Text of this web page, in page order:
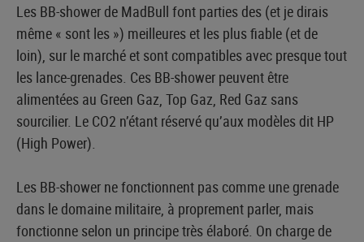
Les BB-shower de MadBull font parties des (et je dirais
même « sont les ») meilleures et les plus fiable (et de
loin), sur le marché et sont compatibles avec presque tout
les lance-grenades. Ces BB-shower peuvent être
alimentées au Green Gaz, Top Gaz, Red Gaz sans
sourcilier. Le CO2 n’étant réservé qu’aux modèles dit HP
(High Power).
Les BB-shower ne fonctionnent pas comme une grenade
dans le domaine militaire, à proprement parler, mais
fonctionne selon un principe très élaboré. On charge de